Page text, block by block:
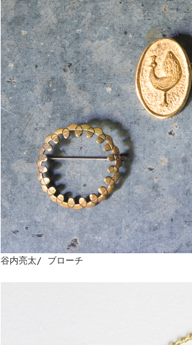
谷内亮太/ ブローチ